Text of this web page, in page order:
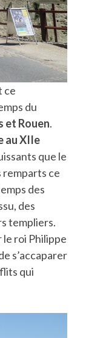
ce
du
et Rouen.
au XIIe
que le
remparts ce
des
des
templiers.
le roi Philippe
s’accaparer
qui